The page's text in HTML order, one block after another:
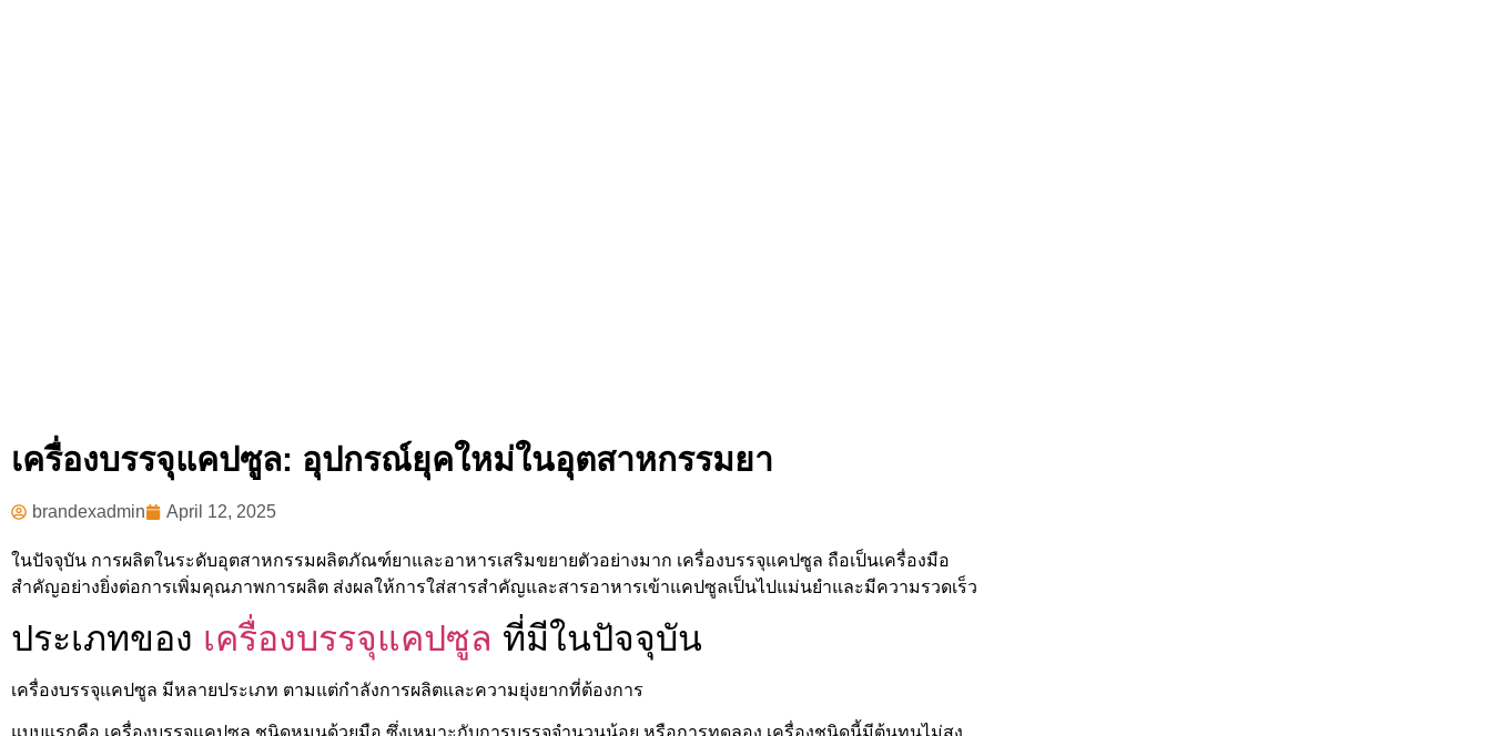
เครื่องบรรจุแคปซูล: อุปกรณ์ยุคใหม่ในอุตสาหกรรมยา
brandexadmin April 12, 2025
ในปัจจุบัน การผลิตในระดับอุตสาหกรรมผลิตภัณฑ์ยาและอาหารเสริมขยายตัวอย่างมาก เครื่องบรรจุแคปซูล ถือเป็นเครื่องมือ
สำคัญอย่างยิ่งต่อการเพิ่มคุณภาพการผลิต ส่งผลให้การใส่สารสำคัญและสารอาหารเข้าแคปซูลเป็นไปแม่นยำและมีความรวดเร็ว
ประเภทของ เครื่องบรรจุแคปซูล ที่มีในปัจจุบัน
เครื่องบรรจุแคปซูล มีหลายประเภท ตามแต่กำลังการผลิตและความยุ่งยากที่ต้องการ
แบบแรกคือ เครื่องบรรจุแคปซูล ชนิดหมุนด้วยมือ ซึ่งเหมาะกับการบรรจุจำนวนน้อย หรือการทดลอง เครื่องชนิดนี้มีต้นทุนไม่สูง